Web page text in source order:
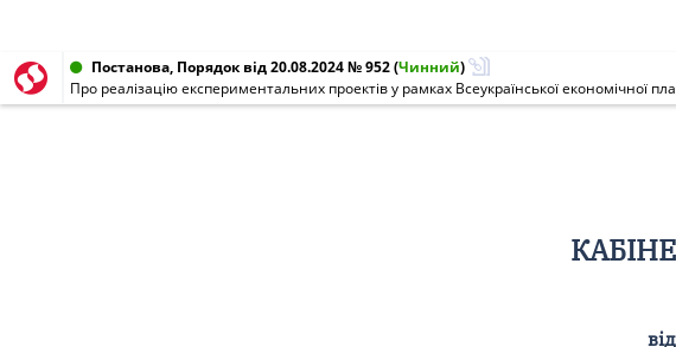
Постанова, Порядок від 20.08.2024 № 952(Чинний)
Про реалізацію експериментальних проектів у рамках Всеукраїнської економічної